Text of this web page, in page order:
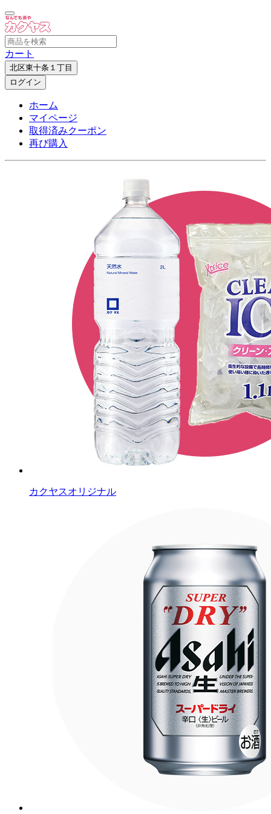
カート
北区東十条１丁目
ログイン
ホーム
マイページ
取得済みクーポン
再び購入
カクヤスオリジナル